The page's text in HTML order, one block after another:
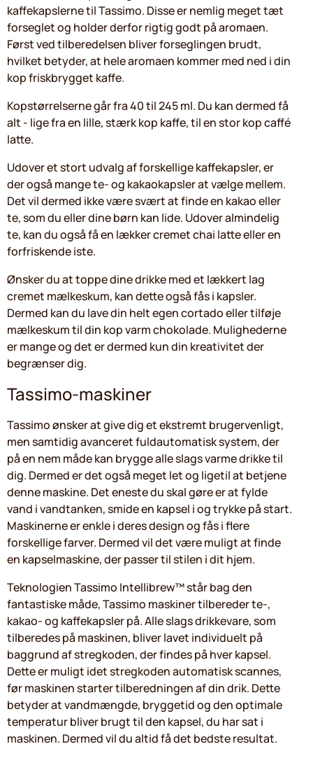
kaffekapslerne til Tassimo. Disse er nemlig meget tæt
forseglet og holder derfor rigtig godt på aromaen.
Først ved tilberedelsen bliver forseglingen brudt,
hvilket betyder, at hele aromaen kommer med ned i din
kop friskbrygget kaffe.
Kopstørrelserne går fra 40 til 245 ml. Du kan dermed få
alt - lige fra en lille, stærk kop kaffe, til en stor kop caffé
latte.
Udover et stort udvalg af forskellige kaffekapsler, er
der også mange te- og kakaokapsler at vælge mellem.
Det vil dermed ikke være svært at finde en kakao eller
te, som du eller dine børn kan lide. Udover almindelig
te, kan du også få en lækker cremet chai latte eller en
forfriskende iste.
Ønsker du at toppe dine drikke med et lækkert lag
cremet mælkeskum, kan dette også fås i kapsler.
Dermed kan du lave din helt egen cortado eller tilføje
mælkeskum til din kop varm chokolade. Mulighederne
er mange og det er dermed kun din kreativitet der
begrænser dig.
Tassimo-maskiner
Tassimo ønsker at give dig et ekstremt brugervenligt,
men samtidig avanceret fuldautomatisk system, der
på en nem måde kan brygge alle slags varme drikke til
dig. Dermed er det også meget let og ligetil at betjene
denne maskine. Det eneste du skal gøre er at fylde
vand i vandtanken, smide en kapsel i og trykke på start.
Maskinerne er enkle i deres design og fås i flere
forskellige farver. Dermed vil det være muligt at finde
en kapselmaskine, der passer til stilen i dit hjem.
Teknologien Tassimo Intellibrew™ står bag den
fantastiske måde, Tassimo maskiner tilbereder te-,
kakao- og kaffekapsler på. Alle slags drikkevare, som
tilberedes på maskinen, bliver lavet individuelt på
baggrund af stregkoden, der findes på hver kapsel.
Dette er muligt idet stregkoden automatisk scannes,
før maskinen starter tilberedningen af din drik. Dette
betyder at vandmængde, bryggetid og den optimale
temperatur bliver brugt til den kapsel, du har sat i
maskinen. Dermed vil du altid få det bedste resultat.